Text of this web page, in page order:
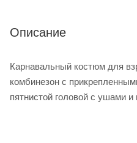
Описание
Карнавальный костюм для
комбинезон с
пятнистой головой с ушами и